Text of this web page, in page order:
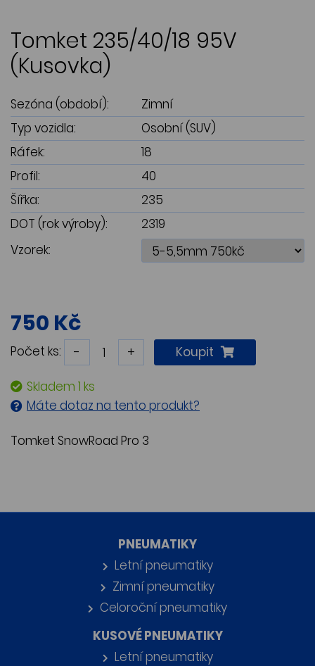
Tomket 235/40/18 95V
(Kusovka)
Sezóna (období):
Zimní
Typ vozidla:
Osobní (SUV)
Ráfek:
18
Profil:
40
Šířka:
235
DOT (rok výroby):
2319
Vzorek:
750 Kč
Počet ks: - + Koupit
Skladem 1 ks
Máte dotaz na tento produkt?
Tomket SnowRoad Pro 3
PNEUMATIKY
Letní pneumatiky
Zimní pneumatiky
Celoroční pneumatiky
KUSOVÉ PNEUMATIKY
Letní pneumatiky